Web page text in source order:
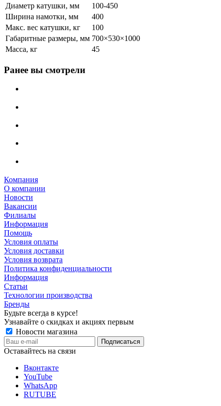
Диаметр катушки, мм
100-450
Ширина намотки, мм
400
Макс. вес катушки, кг
100
Габаритные размеры, мм 700×530×1000
Масса, кг
45
Ранее вы смотрели
Компания
О компании
Новости
Вакансии
Филиалы
Информация
Помощь
Условия оплаты
Условия доставки
Условия возврата
Политика конфиденциальности
Информация
Статьи
Технологии производства
Бренды
Будьте всегда в курсе!
Узнавайте о скидках и акциях первым
Новости магазина
Оставайтесь на связи
Вконтакте
YouTube
WhatsApp
RUTUBE